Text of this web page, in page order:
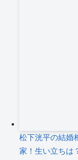
松下洸平の結婚
家！生い立ちは